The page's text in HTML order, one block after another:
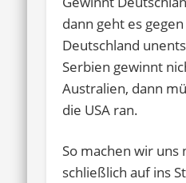
dann geht es
Deutschland
Serbien gewinnt
Australien, dann
die USA ran.
So machen wir uns
schließlich auf ins